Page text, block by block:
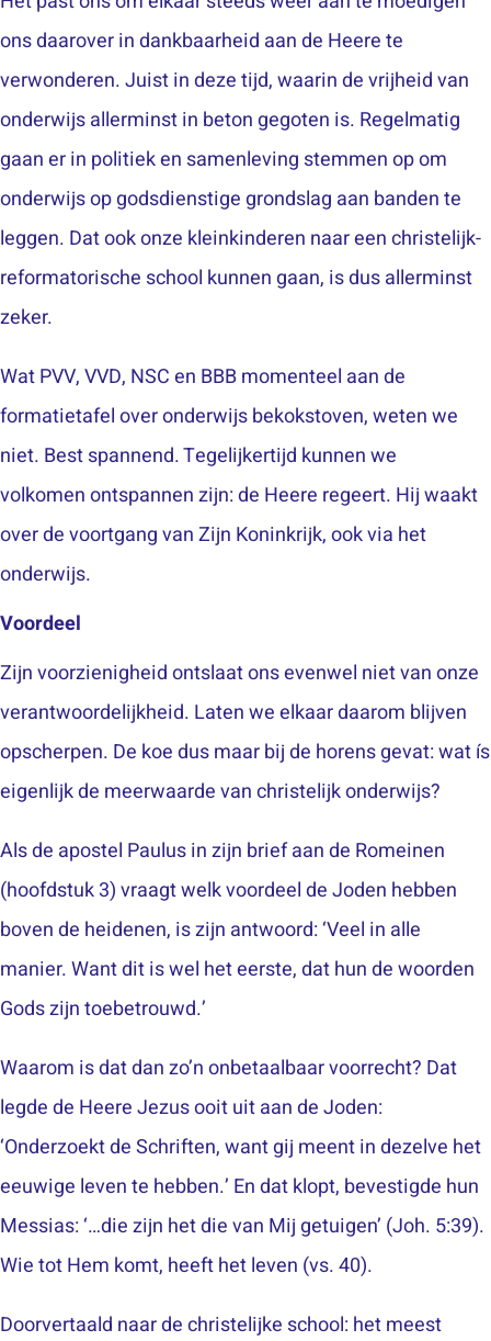
ons daarover in dankbaarheid aan de Heere te
verwonderen. Juist in deze tijd, waarin de vrijheid van
onderwijs allerminst in beton gegoten is. Regelmatig
gaan er in politiek en samenleving stemmen op om
onderwijs op godsdienstige grondslag aan banden te
leggen. Dat ook onze kleinkinderen naar een christelijk-
reformatorische school kunnen gaan, is dus allerminst
zeker.
Wat PVV, VVD, NSC en BBB momenteel aan de
formatietafel over onderwijs bekokstoven, weten we
niet. Best spannend. Tegelijkertijd kunnen we
volkomenontspannenzijn: de Heere regeert. Hij waakt
over de voortgang van Zijn Koninkrijk, ook via het
onderwijs.
Voordeel
Zijn voorzienigheid ontslaat ons evenwel niet van onze
verantwoordelijkheid. Laten we elkaar daarom blijven
opscherpen. De koe dus maar bij de horens gevat: wat ís
eigenlijk de meerwaarde van christelijk onderwijs?
Als de apostel Paulus in zijn brief aan de Romeinen
(hoofdstuk 3) vraagt welk voordeel de Joden hebben
boven de heidenen, is zijn antwoord: ‘Veel in alle
manier. Want dit is wel het eerste, dat hun de woorden
Gods zijn toebetrouwd.’
Waarom is dat dan zo’n onbetaalbaar voorrecht? Dat
legde de Heere Jezus ooit uit aan de Joden:
‘Onderzoekt de Schriften, want gij meent in dezelve het
eeuwige leven te hebben.’ En dat klopt, bevestigde hun
Messias: ‘…die zijn het die van Mij getuigen’ (Joh. 5:39).
Wie tot Hem komt, heeft het leven (vs. 40).
Doorvertaald naar de christelijke school: het meest